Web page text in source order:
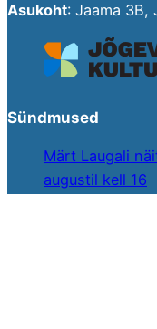
Asukoht: Jaama 3B,
Sündmused
Märt Laugali
augustil kell 16